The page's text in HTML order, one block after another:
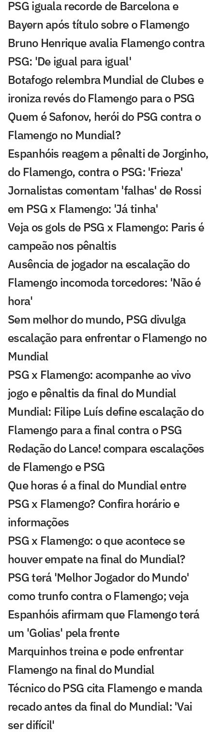
PSG iguala recorde de Barcelona e
Bayern após título sobre o Flamengo
Bruno Henrique avalia Flamengo contra
PSG: 'De igual para igual'
Botafogo relembra Mundial de Clubes e
ironiza revés do Flamengo para o PSG
Quem é Safonov, herói do PSG contra o
Flamengo no Mundial?
Espanhóis reagem a pênalti de Jorginho,
do Flamengo, contra o PSG: 'Frieza'
Jornalistas comentam 'falhas' de Rossi
em PSG x Flamengo: 'Já tinha'
Veja os gols de PSG x Flamengo: Paris é
campeão nos pênaltis
Ausência de jogador na escalação do
Flamengo incomoda torcedores: 'Não é
hora'
Sem melhor do mundo, PSG divulga
escalação para enfrentar o Flamengo no
Mundial
PSG x Flamengo: acompanhe ao vivo
jogo e pênaltis da final do Mundial
Mundial: Filipe Luís define escalação do
Flamengo para a final contra o PSG
Redação do Lance! compara escalações
de Flamengo e PSG
Que horas é a final do Mundial entre
PSG x Flamengo? Confira horário e
informações
PSG x Flamengo: o que acontece se
houver empate na final do Mundial?
PSG terá 'Melhor Jogador do Mundo'
como trunfo contra o Flamengo; veja
Espanhóis afirmam que Flamengo terá
um 'Golias' pela frente
Marquinhos treina e pode enfrentar
Flamengo na final do Mundial
Técnico do PSG cita Flamengo e manda
recado antes da final do Mundial: 'Vai
ser difícil'